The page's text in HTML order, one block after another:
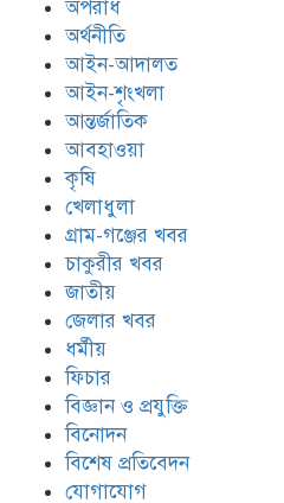
অপরাধ
অর্থনীতি
আইন-আদালত
আইন-শৃংখলা
আন্তর্জাতিক
আবহাওয়া
কৃষি
খেলাধুলা
গ্রাম-গঞ্জের খবর
চাকুরীর খবর
জাতীয়
জেলার খবর
ধর্মীয়
ফিচার
বিজ্ঞান ও প্রযুক্তি
বিনোদন
বিশেষ প্রতিবেদন
যোগাযোগ